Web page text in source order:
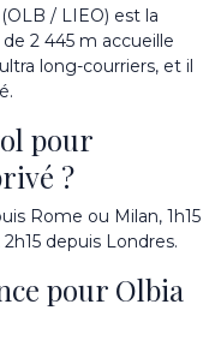
/ LIEO) est la
2 445 m accueille
long-courriers, et il
pour
?
Rome ou Milan, 1h15
depuis Londres.
pour Olbia